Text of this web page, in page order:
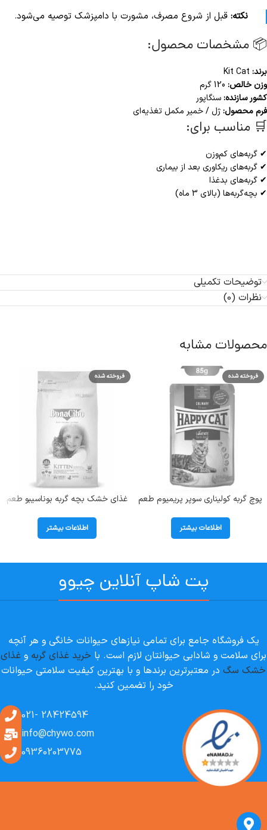
نکته: قبل از شروع مصرف، مشورت با دامپزشک توصیه می‌شود.
📦 مشخصات محصول:
برند:
وزن خالص:
کشور سازنده:سنگاپور
فرم محصول:ژل / خمیر مکمل تغذیه‌ای
🛒 مناسب برای:
✔ گربه‌های کم‌وزن
✔ گربه‌های ریکاوری بعد از بیماری
✔ گربه‌های بدغذا
✔ بچه‌گربه‌ها (بالای 3 ماه)
توضیحات تکمیلی
نظرات (0)
محصولات مشابه
فروخته شده
پوچ گربه کولیناری سوپر پریمیوم طعم
85 گرم
اطلاعات بیشتر
فروخته شده
غذای خشک بچه گربه بوناسیبو طعم
کیلوگرم
اطلاعات بیشتر
پت شاپ آنلاین چیوو
یک فروشگاه جامع برای تمامی نیازهای حیوانات خانگی و هر آنچه
برای سلامت و شادابی حیوانتان لازم است. با خرید غذای گربه و غذای
خشک سگ در معتبرترین برندها و با بهترین کیفیت سلامتی حیوانات
خود را تضمین کنید.
28424594 -021
info@chywo.com
09360203775